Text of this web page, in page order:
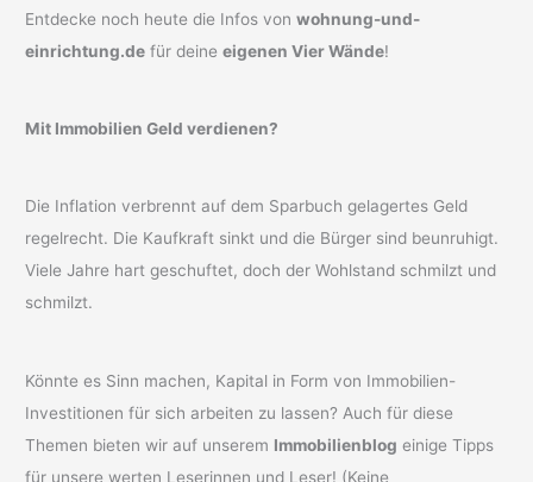
Entdecke noch heute die Infos vonwohnung-und-
einrichtung.de für deineeigenen Vier Wände!
Mit Immobilien Geld verdienen?
Die Inflation verbrennt auf dem Sparbuch gelagertes Geld
regelrecht. Die Kaufkraft sinkt und die Bürger sind beunruhigt.
Viele Jahre hart geschuftet, doch der Wohlstand schmilzt und
schmilzt.
Könnte es Sinn machen, Kapital in Form von Immobilien-
Investitionen für sich arbeiten zu lassen? Auch für diese
Themen bieten wir auf unserem Immobilienblog einige Tipps
für unsere werten Leserinnen und Leser! (Keine